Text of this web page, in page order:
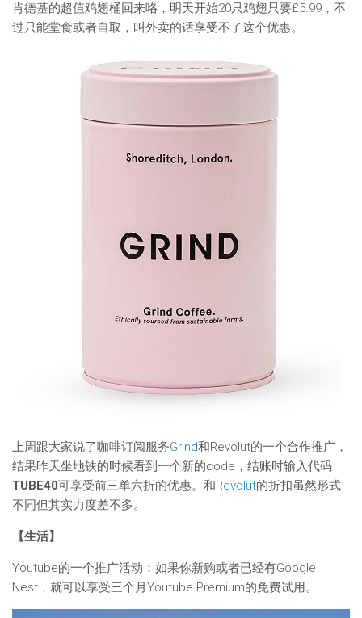
肯德基的超值鸡翅桶回来咯，明天开始20只鸡翅只要£5.99，不
过只能堂食或者自取，叫外卖的话享受不了这个优惠。
上周跟大家说了咖啡订阅服务Grind和Revolut的一个合作推广，
结果昨天坐地铁的时候看到一个新的code，结账时输入代码
TUBE40可享受前三单六折的优惠。和Revolut的折扣虽然形式
不同但其实力度差不多。
【生活】
Youtube的一个推广活动：如果你新购或者已经有Google
Nest，就可以享受三个月Youtube Premium的免费试用。